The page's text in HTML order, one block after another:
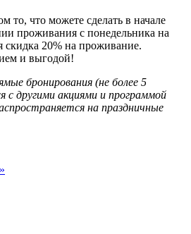
то, что можете сделать в начале
проживания с понедельника на
скидка 20% на проживание.
и выгодой!
бронирования (не более 5
с другими акциями и программой
на праздничные